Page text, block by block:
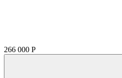
266 000 Р